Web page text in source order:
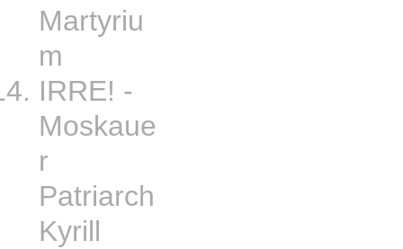
Martyriu
m
IRRE! -
Moskaue
r
Patriarch
Kyrill